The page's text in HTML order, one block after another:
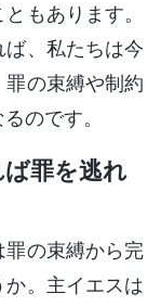
もあります。
、私たちは今
の束縛や制約
のです。
罪を逃れ
罪の束縛から完
。主イエスは